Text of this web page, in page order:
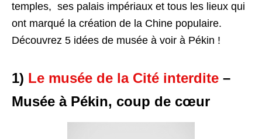
temples, ses palais impériaux et tous les lieux qui
ont marqué la création de la Chine populaire.
Découvrez 5 idées de musée à voir à Pékin !
1) Le musée de la Cité interdite –
Musée à Pékin, coup de cœur